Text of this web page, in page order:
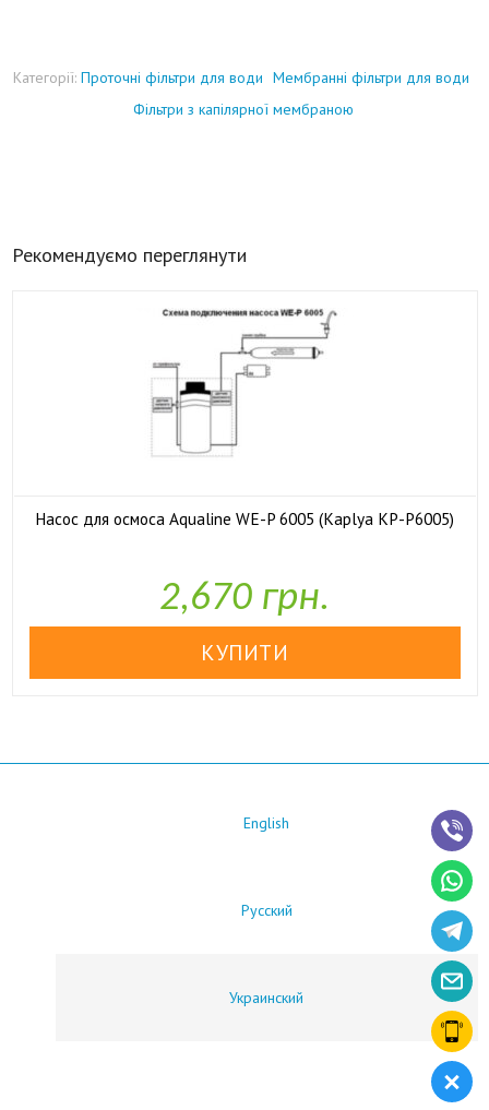
Категорії: Проточні фільтри для води Мембранні фільтри для води
Фільтри з капілярної мембраною
Рекомендуємо переглянути
Насос для осмоса Aqualine WE-P 6005 (Kaplya KP-P6005)
2,670 грн.
English
Русский
Украинский